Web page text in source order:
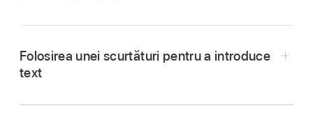
Folosirea unei scurtături pentru a introduce
text